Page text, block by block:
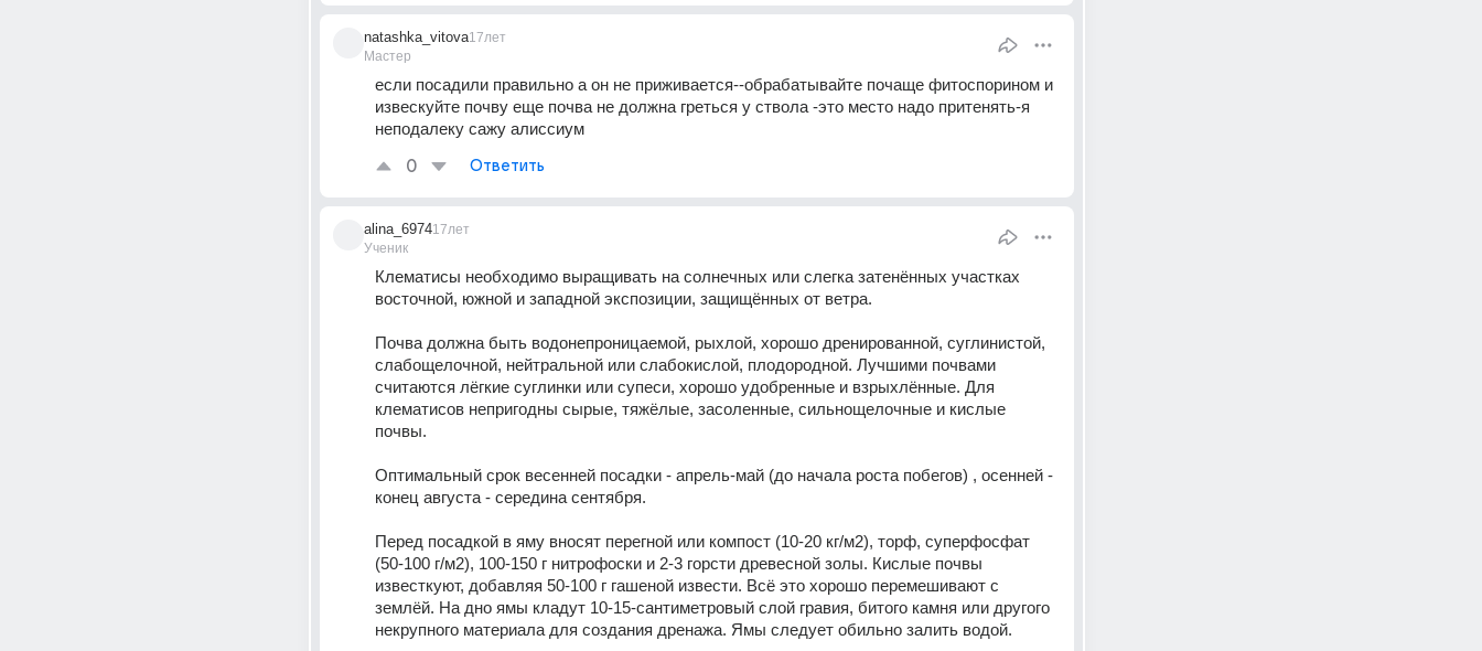
natashka_vitova
Мастер
17лет
если посадили правильно а он не приживается--обрабатывайте почаще фитоспорином и
извескуйте почву еще почва не должна греться у ствола -это место надо притенять-я
неподалеку сажу алиссиум
0 Ответить
alina_6974
Ученик
17лет
Клематисы необходимо выращивать на солнечных или слегка затенённых участках
восточной, южной и западной экспозиции, защищённых от ветра.
Почва должна быть водонепроницаемой, рыхлой, хорошо дренированной, суглинистой,
слабощелочной, нейтральной или слабокислой, плодородной. Лучшими почвами
считаются лёгкие суглинки или супеси, хорошо удобренные и взрыхлённые. Для
клематисов непригодны сырые, тяжёлые, засоленные, сильнощелочные и кислые
почвы.
Оптимальный срок весенней посадки - апрель-май (до начала роста побегов) , осенней -
конец августа - середина сентября.
Перед посадкой в яму вносят перегной или компост (10-20 кг/м2), торф, суперфосфат
(50-100 г/м2), 100-150 г нитрофоски и 2-3 горсти древесной золы. Кислые почвы
известкуют, добавляя 50-100 г гашеной извести. Всё это хорошо перемешивают с
землёй. На дно ямы кладут 10-15-сантиметровый слой гравия, битого камня или другого
некрупного материала для создания дренажа. Ямы следует обильно залить водой.